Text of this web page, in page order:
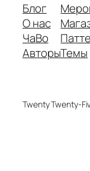
Блог
О нас
ЧаВо
АвторыТемы
Twenty Twenty-